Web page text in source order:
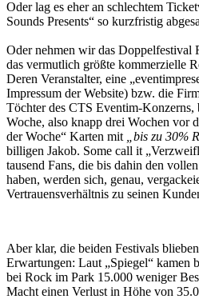
Oder lag es eher an schlechtem
Sounds Presents“ so kurzfristig
Oder nehmen wir das Doppelfestival
das vermutlich größte kommerzielle
Deren Veranstalter, eine
Impressum der Website) bzw. die
Töchter des CTS Eventim-
Woche, also knapp drei Wochen vor
der Woche“ Karten mit
„bis zu 30%
billigen Jakob. Some call it
tausend Fans, die bis dahin den
haben, werden sich, genau,
Vertrauensverhältnis zu seinen
Aber klar, die beiden Festivals
Erwartungen: Laut „Spiegel“ kamen
bei Rock im Park 15.000 weniger
Macht einen Verlust in Höhe von